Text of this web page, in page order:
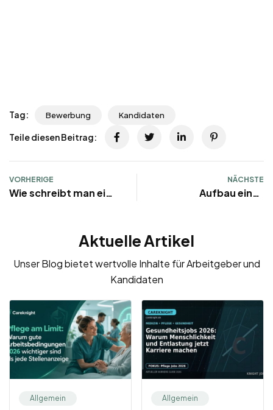
Tag: Bewerbung Kandidaten
Teile diesen Beitrag:
VORHERIGE
Wie schreibt man eine
NÄCHSTE
Aufbau eines
Aktuelle Artikel
Unser Blog bietet wertvolle Inhalte für Arbeitgeber und
Kandidaten
Allgemein Allgemein